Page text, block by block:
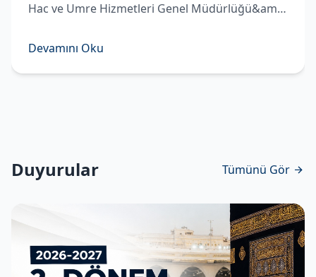
Hac ve Umre Hizmetleri Genel Müdürlüğü&amp;#039;ne atanan Hüseyin Demirhan görevi Remzi Bircan&amp;#039;dan devraldı. ​Hac ve Umre Hizmetleri Genel Müdürlüğü&amp;#039;ne atanan Hüseyin Demirhan, Diyanet İşleri Başkanlığı&amp;#039;nda d
Devamını Oku
Duyurular Tümünü Gör